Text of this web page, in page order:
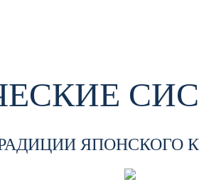
ЯПОНСКОГО